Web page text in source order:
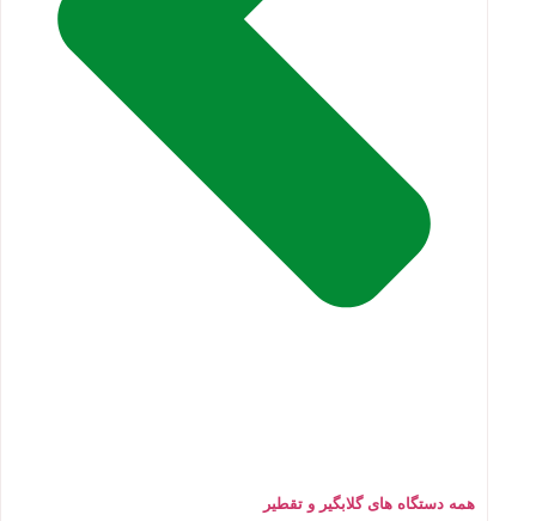
همه دستگاه های گلابگیر و تقطیر